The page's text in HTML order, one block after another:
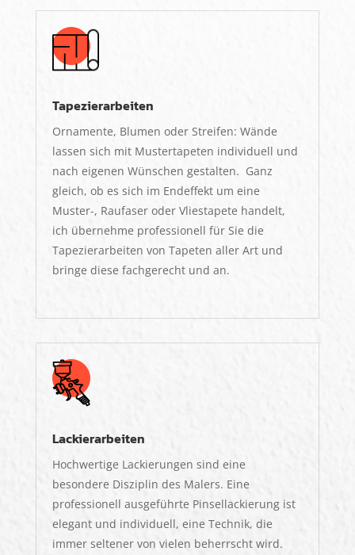
Tapezierarbeiten
Ornamente, Blumen oder Streifen: Wände
lassen sich mit Mustertapeten individuell und
nach eigenen Wünschen gestalten. Ganz
gleich, ob es sich im Endeffekt um eine
Muster-, Raufaser oder Vliestapete handelt,
ich übernehme professionell für Sie die
Tapezierarbeiten von Tapeten aller Art und
bringe diese fachgerecht und an.
Lackierarbeiten
Hochwertige Lackierungen sind eine
besondere Disziplin des Malers. Eine
professionell ausgeführte Pinsellackierung ist
elegant und individuell, eine Technik, die
immer seltener von vielen beherrscht wird.